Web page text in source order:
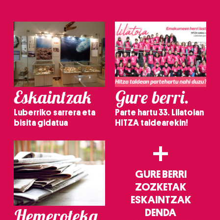
Eskaintzak
Luberriko sarrera eta
bisita gidatua
Gure berri.
Parte hartu 33. Lilatoian
HITZA taldearekin!
+
GURE BERRI
ZOZKETAK
ESKAINTZAK
DENDA